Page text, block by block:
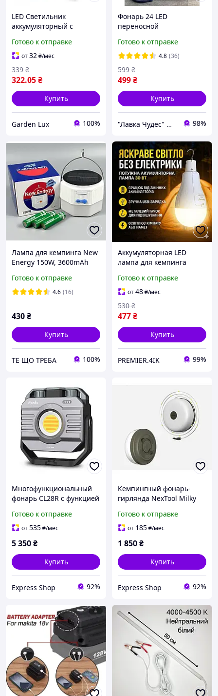
LED Светильник
аккумуляторный с
VIDEX VL-NL014W-S
Готово к отправке
от32₴/мес
322.05₴
339 ₴
Купить
Garden Lux 100%
Фонарь 24 LED
переносной
повербанком iTrendy
5724L, Almina, Fujita,
аккумулятор 4,2Ah Синий
Готово к отправке
4.8 (36)
499₴
599 ₴
Купить
"Лавка Чудес" Маркет ваших бажань! 98%
Лампа для кемпинга New
Energy 150W, 3600mAh
18650 )+Solar
Готово к отправке
4.6 (16)
430₴
Купить
ТЕ ЩО ТРЕБА 100%
Аккумуляторная LED
лампа для кемпинга
Lm, 2x18650) Подвесной
аварийный светильник с
USB зарядкой
Готово к отправке
от48₴/мес
477₴
530 ₴
Купить
PREMIER.4IK 99%
Многофункциональный
фонарь CL28R с функцией
2000 люмен USB Type-C
Готово к отправке
от535₴/мес
5 350₴
Купить
Express Shop 92%
Кемпингный фонарь-
гирлянда NexTool Milky
метров) влагозащитный
200 лм
Готово к отправке
от 185₴/мес
1 850₴
Купить
Express Shop 92%